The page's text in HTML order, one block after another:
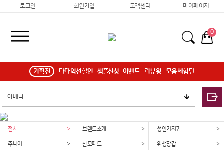
로그인 회원가입 고객센터 마이페이지
0
기획전 다다익선할인 샘플신청 이벤트 리뷰왕 모움체험단
전체 > 브랜드소개 > 성인기저귀 >
주니어 > 산모패드 > 위생장갑 >